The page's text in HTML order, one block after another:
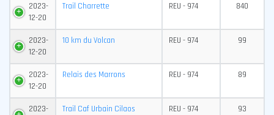
2023-
12-20
Trail Charrette REU - 974 840
2023-
12-20
10 km du Volcan REU - 974 99
2023-
12-20
Relais des Marrons REU - 974 89
2023-
Trail Caf Urbain Cilaos REU - 974 93